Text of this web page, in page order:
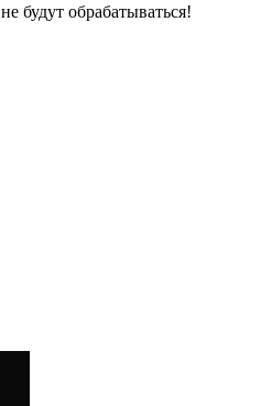
не будут обрабатываться!